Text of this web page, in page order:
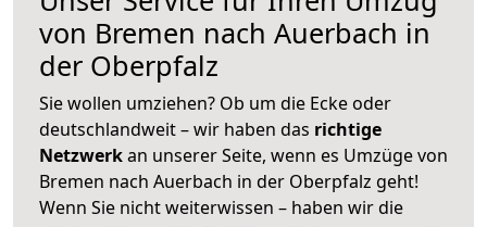
von Bremen nach Auerbach in
der Oberpfalz
Sie wollen umziehen? Ob um die Ecke oder
deutschlandweit – wir haben das richtige
Netzwerkan unserer Seite, wenn es Umzüge von
Bremen nach Auerbach in der Oberpfalz geht!
Wenn Sie nicht weiterwissen – haben wir die